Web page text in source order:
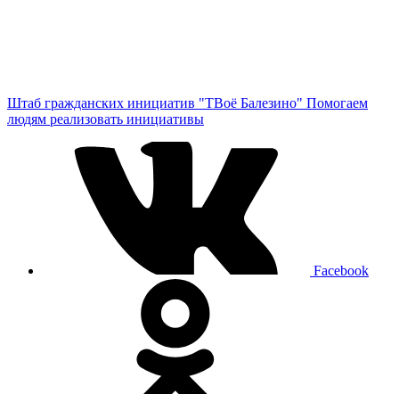
Штаб гражданских инициатив "ТВоё Балезино" Помогаем
людям реализовать инициативы
Facebook